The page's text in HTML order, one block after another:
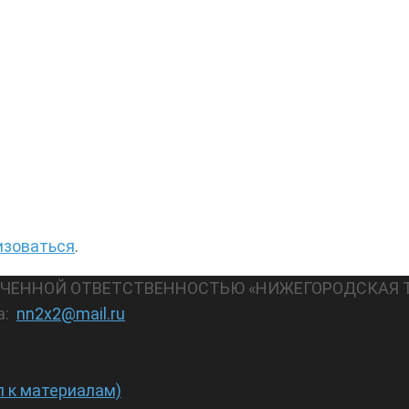
.
ОТВЕТСТВЕННОСТЬЮ «НИЖЕГОРОДСКАЯ
nn2x2@mail.ru
к материалам)